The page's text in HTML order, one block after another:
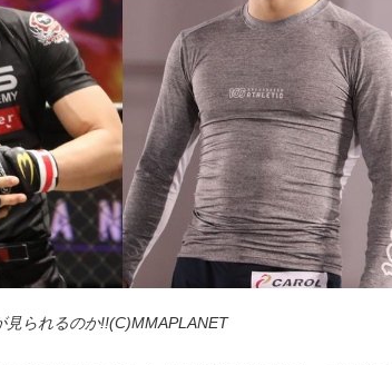
見られるのか!!(C)MMAPLANET